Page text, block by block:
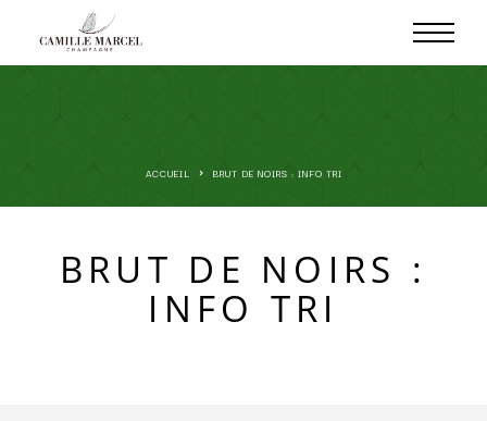
ACCUEIL BRUT DE NOIRS : INFO TRI
BRUT DE NOIRS :
INFO TRI